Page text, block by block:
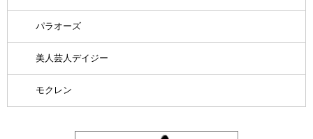
パラオーズ
美人芸人デイジー
モクレン